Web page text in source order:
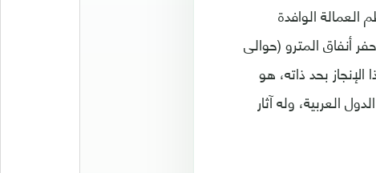
العمالة الوافدة
أنفاق المترو (حوالى
بحد ذاته، هو
العربية، وله آثار